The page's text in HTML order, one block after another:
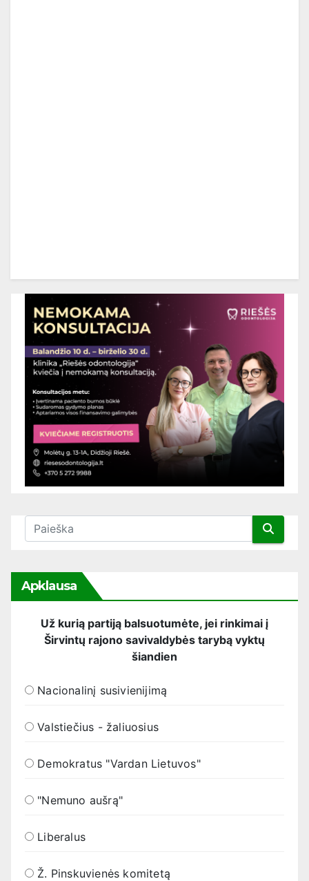
Apklausa
Už kurią partiją balsuotumėte, jei rinkimai į
Širvintų rajono savivaldybės tarybą vyktų
šiandien
Nacionalinį susivienijimą
Valstiečius - žaliuosius
Demokratus "Vardan Lietuvos"
"Nemuno aušrą"
Liberalus
Ž. Pinskuvienės komitetą